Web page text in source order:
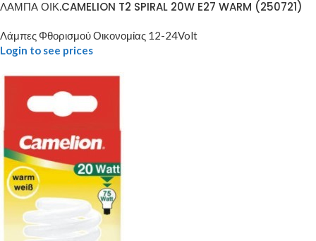
ΛΑΜΠΑ ΟΙΚ.CAMELION T2 SPIRAL 20W E27 WARM (250721)
Λάμπες Φθορισμού Οικονομίας 12-24Volt
Login to see prices